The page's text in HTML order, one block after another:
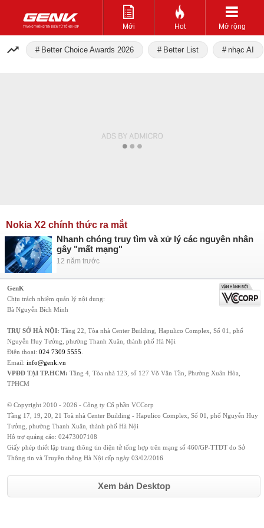
Mới Hot Mở rộng
Better Choice Awards 2026 Better List nhạc AI
Nokia X2 chính thức ra mắt
Nhanh chóng truy tìm và xử lý các nguyên nhân
gây "mất mạng"
12 năm trước
GenK
Chịu trách nhiệm quản lý nội dung:
Bà Nguyễn Bích Minh
TRỤ SỞ HÀ NỘI: Tầng 22, Tòa nhà Center Building, Hapulico Complex, Số 01, phố
Nguyễn Huy Tưởng, phường Thanh Xuân, thành phố Hà Nội
Điện thoại: 024 7309 5555
Email: info@genk.vn
VPĐD TẠI TP.HCM: Tầng 4, Tòa nhà 123, số 127 Võ Văn Tần, Phường Xuân Hòa,
TPHCM
© Copyright 2010 - 2026 - Công ty Cổ phần VCCorp
Tầng 17, 19, 20, 21 Toà nhà Center Building - Hapulico Complex, Số 01, phố Nguyễn Huy
Tưởng, phường Thanh Xuân, thành phố Hà Nội
Hỗ trợ quảng cáo: 02473007108
Giấy phép thiết lập trang thông tin điện tử tổng hợp trên mạng số 460/GP-TTĐT do Sở
Thông tin và Truyền thông Hà Nội cấp ngày 03/02/2016
Xem bản Desktop